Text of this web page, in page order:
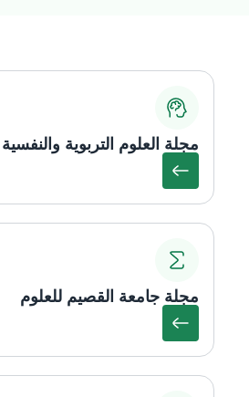
مجلة العلوم التربوية والنفسية
مجلة جامعة القصيم للعلوم